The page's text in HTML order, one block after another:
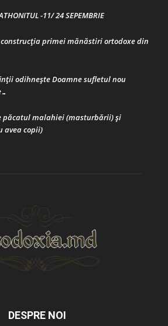
-11/ 24 SEPEMBRIE
primei mănăstiri ortodoxe din
odihnește Doamne sufletul nou
păcatul malahiei (masturbării) şi
avea copii)
DESPRE NOI